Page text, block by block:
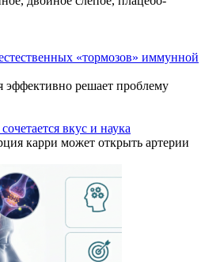
«тормозов» иммунной
эффективно решает проблему
вкус и наука
карри может открыть артерии